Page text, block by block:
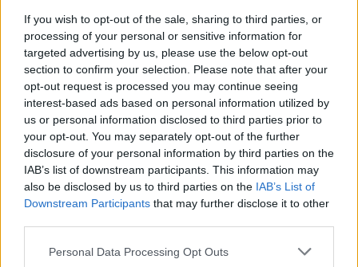
If you wish to opt-out of the sale, sharing to third parties, or
processing of your personal or sensitive information for
targeted advertising by us, please use the below opt-out
section to confirm your selection. Please note that after your
opt-out request is processed you may continue seeing
interest-based ads based on personal information utilized by
us or personal information disclosed to third parties prior to
your opt-out. You may separately opt-out of the further
disclosure of your personal information by third parties on the
IAB’s list of downstream participants. This information may
also be disclosed by us to third parties on the IAB’s List of
Downstream Participants that may further disclose it to other
Personal Data Processing Opt Outs
legittimazione reciproca impossibile. Come
circolo culturale socialista GiacomoMatteotti
nord ovest Milano metropoli e sinistra laica
condiviso con il gruppo dei socialisti del
senatore legnanese Roberto Biscardini,
quotidianamente nella nostra azione di
politica culturale continueremo a portare
avanti le idee del Deputato socialista, come
di tutto il mondo della sinistra laica,
antifascista e socialista. Ora e sempre